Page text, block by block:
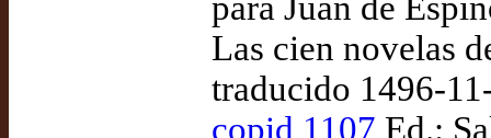
Las cien novelas
traducido 1496-
copid 1107 Ed.: